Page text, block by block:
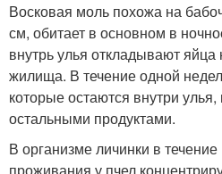
Восковая моль похожа на
см, обитает в основном в
внутрь улья откладывают яйца
жилища. В течение одной
которые остаются внутри
остальными продуктами.
В организме личинки в